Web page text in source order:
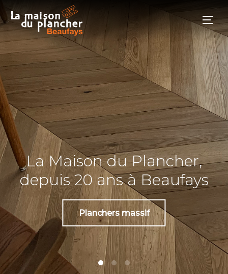
La Maison du Plancher,
depuis 20 ans à Beaufays
Planchers massif